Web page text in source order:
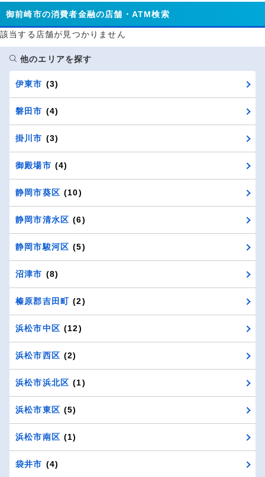
御前崎市の消費者金融の店舗・ATM検索
該当する店舗が見つかりません
他のエリアを探す
伊東市 (3)
磐田市 (4)
掛川市 (3)
御殿場市 (4)
静岡市葵区 (10)
静岡市清水区 (6)
静岡市駿河区 (5)
沼津市 (8)
榛原郡吉田町 (2)
浜松市中区 (12)
浜松市西区 (2)
浜松市浜北区 (1)
浜松市東区 (5)
浜松市南区 (1)
袋井市 (4)